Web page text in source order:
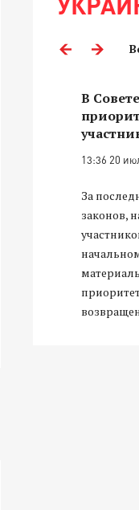
В
13:36 20
За
законов,